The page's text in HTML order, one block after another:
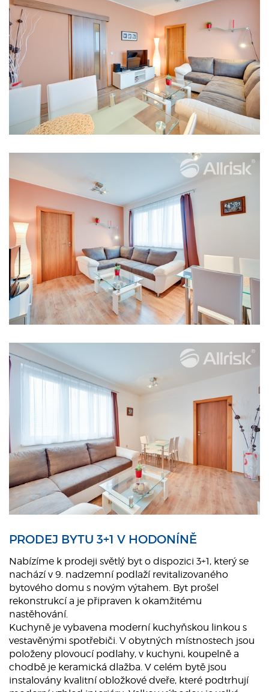
PRODEJ BYTU 3+1 V HODONÍNĚ
Nabízíme k prodeji světlý byt o dispozici 3+1, který se
nachází v 9. nadzemní podlaží revitalizovaného
bytového domu s novým výtahem. Byt prošel
rekonstrukcí a je připraven k okamžitému
nastěhování.
Kuchyně je vybavena moderní kuchyňskou linkou s
vestavěnými spotřebiči. V obytných místnostech jsou
položeny plovoucí podlahy, v kuchyni, koupelně a
chodbě je keramická dlažba. V celém bytě jsou
instalovány kvalitní obložkové dveře, které podtrhují